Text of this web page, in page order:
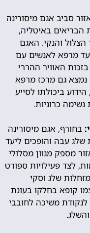
סביב אגם מיסורינה
באיטליה,
הצלול והנקי. האגם
מרפא לאנשים עם
האוויר ההררי
גם מרכז מרפא
ביכולתו לסייע
כרוניות.
בחורף, אגם מיסורינה
עבה והופכים ליעד
מספק מגוון מסלולי
לצד פעילויות ספורט
שלג וסקי
קופא בחלקו בעונת
משיכה לחובבי